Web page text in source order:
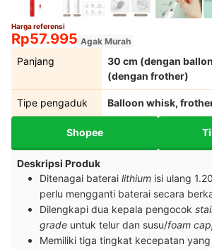
Harga referensi
Rp57.995 Agak Murah
Panjang
30 cm (dengan
(dengan frother)
Tipe pengaduk Balloon whisk,
Shopee
Deskripsi Produk
Ditenagai baterai lithium isi ulang
perlu mengganti baterai secara
Dilengkapi dua kepala pengocok
grade untuk telur dan susu/foam
Memiliki tiga tingkat kecepatan